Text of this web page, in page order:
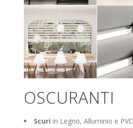
OSCURANTI
Scuri in Legno, Alluminio e PVC